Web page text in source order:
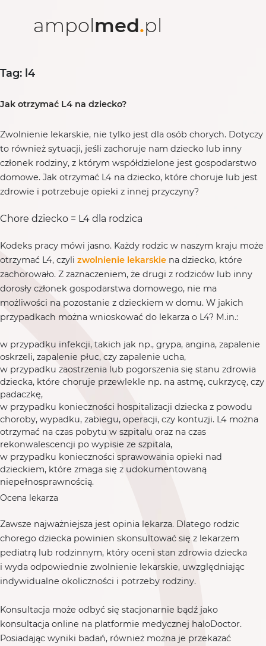
ampolmed.pl
Tag: l4
Jak otrzymać L4 na dziecko?
Zwolnienie lekarskie, nie tylko jest dla osób chorych. Dotyczy
to również sytuacji, jeśli zachoruje nam dziecko lub inny
członek rodziny, z którym współdzielone jest gospodarstwo
domowe. Jak otrzymać L4 na dziecko, które choruje lub jest
zdrowie i potrzebuje opieki z innej przyczyny?
Chore dziecko = L4 dla rodzica
Kodeks pracy mówi jasno. Każdy rodzic w naszym kraju może
otrzymać L4, czyli zwolnienie lekarskie na dziecko, które
zachorowało. Z zaznaczeniem, że drugi z rodziców lub inny
dorosły członek gospodarstwa domowego, nie ma
możliwości na pozostanie z dzieckiem w domu. W jakich
przypadkach można wnioskować do lekarza o L4? M.in.:
w przypadku infekcji, takich jak np., grypa, angina, zapalenie
oskrzeli, zapalenie płuc, czy zapalenie ucha,
w przypadku zaostrzenia lub pogorszenia się stanu zdrowia
dziecka, które choruje przewlekle np. na astmę, cukrzycę, czy
padaczkę,
w przypadku konieczności hospitalizacji dziecka z powodu
choroby, wypadku, zabiegu, operacji, czy kontuzji. L4 można
otrzymać na czas pobytu w szpitalu oraz na czas
rekonwalescencji po wypisie ze szpitala,
w przypadku konieczności sprawowania opieki nad
dzieckiem, które zmaga się z udokumentowaną
niepełnosprawnością.
Ocena lekarza
Zawsze najważniejsza jest opinia lekarza. Dlatego rodzic
chorego dziecka powinien skonsultować się z lekarzem
pediatrą lub rodzinnym, który oceni stan zdrowia dziecka
i wyda odpowiednie zwolnienie lekarskie, uwzględniając
indywidualne okoliczności i potrzeby rodziny.
Konsultacja może odbyć się stacjonarnie bądź jako
konsultacja online na platformie medycznej haloDoctor.
Posiadając wyniki badań, również można je przekazać